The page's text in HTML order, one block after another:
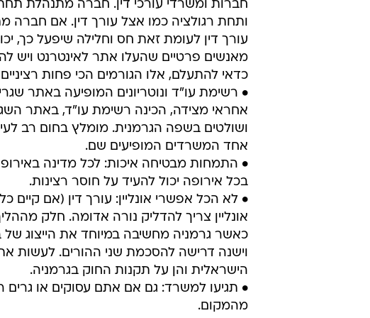
חברות ומשרדי עורכי דין. חברה מתנהלת
ותחת רגולציה כמו אצל עורך דין. אם חברה
עורך דין לעומת זאת חס וחלילה שיפעל כך,
מאנשים פרטיים שהעלו אתר לאינטרנט ויש
כדאי להתעלם, אלו הגורמים הכי פחות
• רשימת עו"ד ונוטריונים המופיעה באתר
אחראי מצידה, הכינה רשימת עו"ד, באתר
ושולטים בשפה הגרמנית. מומלץ בחום רב
אחד המשרדים המופיעים שם.
• התמחות מבטיחה איכות: לכל מדינה
בכל אירופה יכול להעיד על חוסר רצינות.
• לא הכל אפשרי אונליין: עורך דין (אם
אונליין צריך להדליק נורה אדומה. חלק
כאשר גרמניה מחשיבה במיוחד את הייצוג
וישנה דרישה להסכמת שני ההורים. לעשות את
הישראלית והן על תקנות החוק בגרמניה.
• תגיעו למשרד: גם אם אתם עסוקים או
מהמקום.